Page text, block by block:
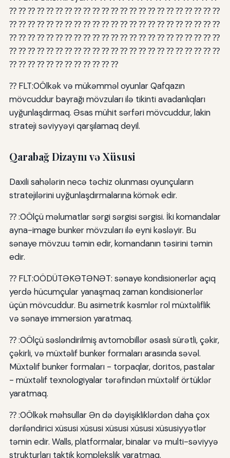
⁇ ⁇ ⁇ ⁇ ⁇ ⁇ ⁇ ⁇ ⁇ ⁇ ⁇ ⁇ ⁇ ⁇ ⁇ ⁇ ⁇ ⁇ ⁇ ⁇ ⁇ ⁇ ⁇
⁇ ⁇ ⁇ ⁇ ⁇ ⁇ ⁇ ⁇ ⁇ ⁇ ⁇ ⁇ ⁇ ⁇ ⁇ ⁇ ⁇ ⁇ ⁇ ⁇ ⁇ ⁇ ⁇
⁇ ⁇ ⁇ ⁇ ⁇ ⁇ ⁇ ⁇ ⁇ ⁇ ⁇ ⁇ ⁇ ⁇ ⁇ ⁇ ⁇ ⁇ ⁇ ⁇ ⁇ ⁇ ⁇
⁇ ⁇ ⁇ ⁇ ⁇ ⁇ ⁇ ⁇ ⁇ ⁇ ⁇ ⁇ ⁇ ⁇ ⁇ ⁇ ⁇ ⁇ ⁇ ⁇ ⁇ ⁇ ⁇
⁇ ⁇ ⁇ ⁇ ⁇ ⁇ ⁇ ⁇ ⁇ ⁇ ⁇ ⁇
⁇ FLT:0Ölkək və mükəmməl oyunlar Qafqazın
mövcuddur bayrağı mövzuları ilə tikinti avadanlıqları
uyğunlaşdırmaq. Əsas mühit sərfəri mövcuddur, lakin
strateji səviyyəyi qarşılamaq deyil.
Qarabağ Dizaynı və Xüsusi
Daxili sahələrin necə təchiz olunması oyunçuların
stratejilərini uyğunlaşdırmalarına kömək edir.
⁇ :0Ölçü məlumatlar sərgi sərgisi sərgisi. İki komandalar
ayna-image bunker mövzuları ilə eyni kəsləyir. Bu
sənaye mövzuu təmin edir, komandanın təsirini təmin
edir.
⁇ FLT:0ÖDÜTƏKƏTƏNƏT: sənaye kondisionerlər açıq
yerdə hücumçular yanaşmaq zaman kondisionerlər
üçün mövcuddur. Bu asimetrik kəsmlər rol müxtəliflik
və sənaye immersion yaratmaq.
⁇ :0Ölçü səsləndirilmiş avtomobillər əsaslı sürətli, çəkir,
çəkirli, və müxtəlif bunker formaları arasında səvəl.
Müxtəlif bunker formaları - torpaqlar, doritos, pastalar
- müxtəlif texnologiyalar tərəfindən müxtəlif örtüklər
yaratmaq.
⁇ :0Ölkək məhsullar Ən də dəyişikliklərdən daha çox
dəriləndirici xüsusi xüsusi xüsusi xüsusi xüsusiyyətlər
təmin edir. Walls, platformalar, binalar və multi-səviyyə
strukturları taktik komplekslik yaratmaq.